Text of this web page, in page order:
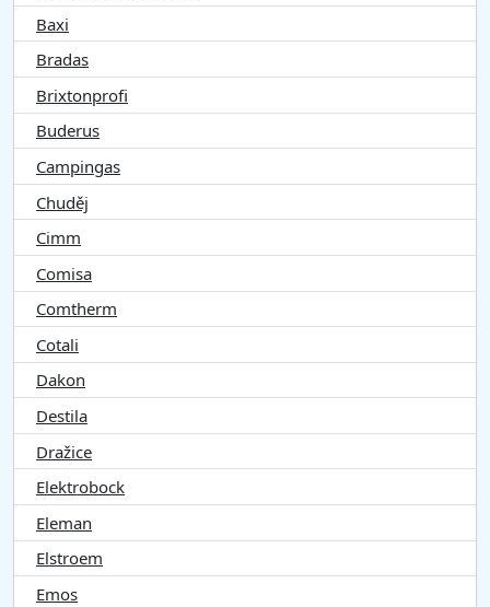
Baxi
Bradas
Brixtonprofi
Buderus
Campingas
Chuděj
Cimm
Comisa
Comtherm
Cotali
Dakon
Destila
Dražice
Elektrobock
Eleman
Elstroem
Emos